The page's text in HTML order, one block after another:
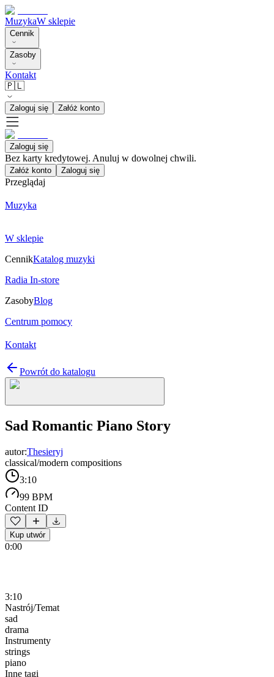
MuzykaW sklepie
Cennik
Zasoby
Kontakt
🇵🇱
Zaloguj się Załóż konto
Zaloguj się
Bez karty kredytowej. Anuluj w dowolnej chwili.
Załóż konto Zaloguj się
Przeglądaj
Muzyka
W sklepie
CennikKatalog muzyki
Radia In-store
ZasobyBlog
Centrum pomocy
Kontakt
Powrót do katalogu
Sad Romantic Piano Story
autor:Thesieryj
classical/modern compositions
3:10
99 BPM
Content ID
Kup utwór
0:00
3:10
Nastrój/Temat
sad
drama
Instrumenty
strings
piano
Inne tagi